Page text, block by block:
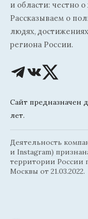
и области: честно
Рассказываем о
людях,
региона России.
Сайт предназначен
лет.
Деятельность
и Instagram)
территории России
Москвы от 21.03.2022.